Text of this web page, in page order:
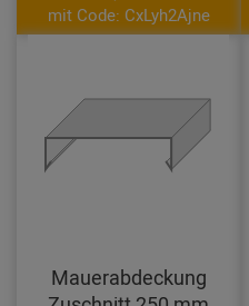
mit Code: CxLyh2Ajne
Mauerabdeckung